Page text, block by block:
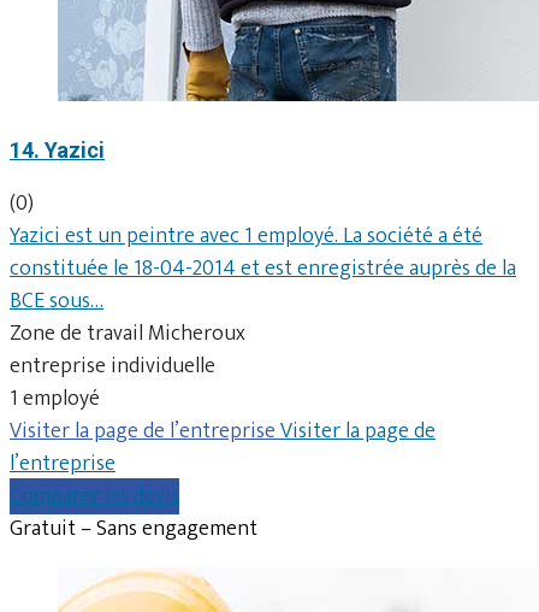
14. Yazici
(0)
Yazici est un peintre avec 1 employé. La société a été
constituée le 18-04-2014 et est enregistrée auprès de la
BCE sous…
Zone de travail Micheroux
entreprise individuelle
1 employé
Visiter la page de l’entrepriseVisiter la page de
l’entreprise
Comparer les devis
Gratuit – Sans engagement